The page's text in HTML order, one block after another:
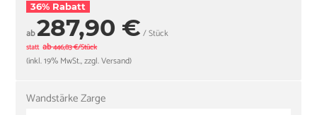
36% Rabatt
ab287,90 € / Stück
statt ab446,83 €/Stück
(inkl. 19% MwSt., zzgl. Versand)
Wandstärke Zarge